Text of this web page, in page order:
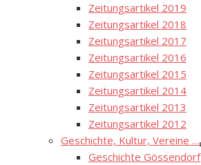
Zeitungsartikel 2019
Zeitungsartikel 2018
Zeitungsartikel 2017
Zeitungsartikel 2016
Zeitungsartikel 2015
Zeitungsartikel 2014
Zeitungsartikel 2013
Zeitungsartikel 2012
Geschichte, Kultur, Vereine …
Geschichte Gössendorf